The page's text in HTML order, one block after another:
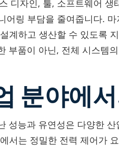
디자인, 툴, 소프트웨어
어링 부담을 줄여줍니다.
계하고 생산할 수 있도록
부품이 아닌, 전체 시스템
분야에
성능과 유연성은 다양한
서는 정밀한 전력 제어가